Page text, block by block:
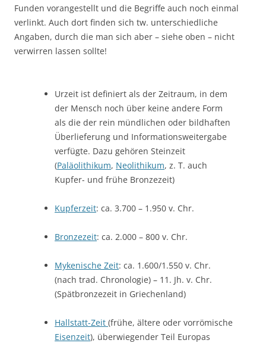
Funden vorangestellt und die Begriffe auch noch einmal
verlinkt. Auch dort finden sich tw. unterschiedliche
Angaben, durch die man sich aber – siehe oben – nicht
verwirren lassen sollte!
Urzeit ist definiert als der Zeitraum, in dem
der Mensch noch über keine andere Form
als die der rein mündlichen oder bildhaften
Überlieferung und Informationsweitergabe
verfügte. Dazu gehören Steinzeit
(Paläolithikum, Neolithikum, z. T. auch
Kupfer- und frühe Bronzezeit)
Kupferzeit: ca. 3.700 – 1.950 v. Chr.
Bronzezeit: ca. 2.000 – 800 v. Chr.
Mykenische Zeit: ca. 1.600/1.550 v. Chr.
(nach trad. Chronologie) – 11. Jh. v. Chr.
(Spätbronzezeit in Griechenland)
Hallstatt-Zeit (frühe, ältere oder vorrömische
Eisenzeit), überwiegender Teil Europas